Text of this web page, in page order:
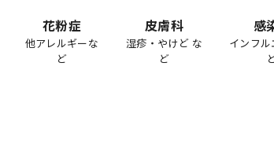
花粉症
他アレルギーな
ど
皮膚科
湿疹・やけど な
ど
感
インフ